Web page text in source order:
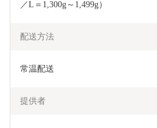
／L＝1,300g～1,499g）
配送方法
常温配送
提供者